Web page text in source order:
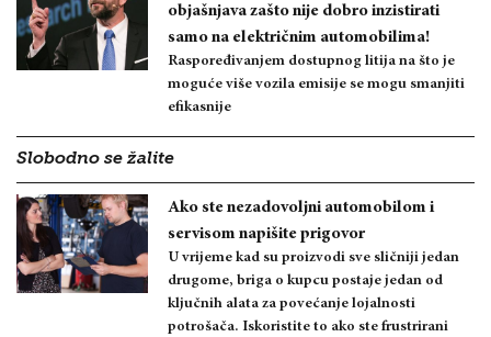
objašnjava zašto nije dobro inzistirati
samo na električnim automobilima!
Raspoređivanjem dostupnog litija na što je
moguće više vozila emisije se mogu smanjiti
efikasnije
Slobodno se žalite
Ako ste nezadovoljni automobilom i
servisom napišite prigovor
U vrijeme kad su proizvodi sve sličniji jedan
drugome, briga o kupcu postaje jedan od
ključnih alata za povećanje lojalnosti
potrošača. Iskoristite to ako ste frustrirani